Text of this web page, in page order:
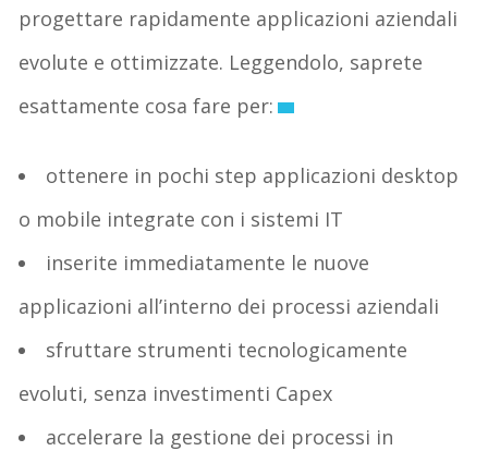
progettare rapidamente applicazioni aziendali
evolute e ottimizzate. Leggendolo, saprete
esattamente cosa fare per:
ottenere in pochi step applicazioni desktop
o mobile integrate con i sistemi IT
inserite immediatamente le nuove
applicazioni all’interno dei processi aziendali
sfruttare strumenti tecnologicamente
evoluti, senza investimenti Capex
accelerare la gestione dei processi in